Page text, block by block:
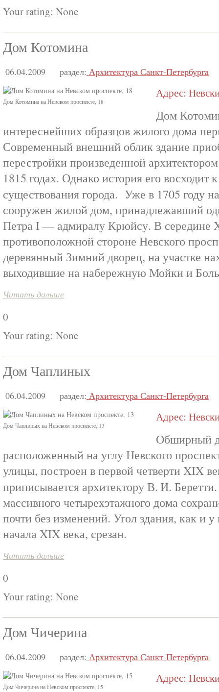
Your rating: None
Дом Котомина
06.04.2009 раздел: Архитектура Санкт-Петербурга
Дом Котомина на Невском проспекте, 18
Адрес:
Дом
интереснейших образцов жилого дома
Современный внешний облик здание
перестройки произведенной
1815 годах. Однако история его восходит
существования города. Уже в 1705 году
сооружен жилой дом, принадлежавший
Петра I — адмиралу Крюйсу. В середине
противоположной стороне Невского
деревянный Зимний дворец, на участке
выходившие на набережную Мойки и
Читать дальше
0
Your rating: None
Дом Чаплиных
06.04.2009 раздел: Архитектура Санкт-Петербурга
Дом Чаплиных на Невском проспекте, 13
Адрес:
Обширный
расположенный на углу Невского
улицы, построен в первой четверти XIX
приписывается архитектору В. И.
массивного четырехэтажного дома
почти без изменений. Угол здания, как и
начала XIX века, срезан.
Читать дальше
0
Your rating: None
Дом Чичерина
06.04.2009 раздел: Архитектура Санкт-Петербурга
Дом Чичерина на Невском проспекте, 15
Адрес: